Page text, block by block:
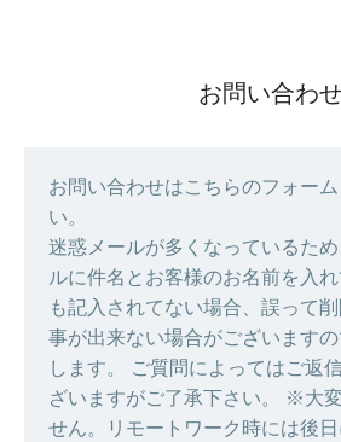
お問い合わせ
お問い合わせはこちらのフォー
い。
迷惑メールが多くなっているた
ルに件名とお客様のお名前を入
も記入されてない場合、誤って
事が出来ない場合がございます
します。 ご質問によってはご返
ざいますがご了承下さい。 ※大
せん。リモートワーク時には後